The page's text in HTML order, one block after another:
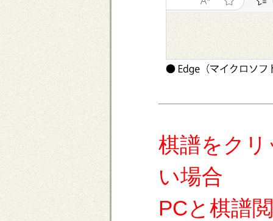
棋譜をク
い場合
PCと棋譜